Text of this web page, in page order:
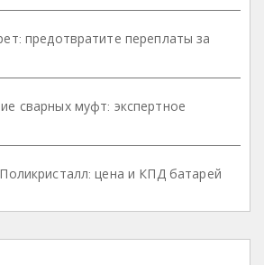
предотвратите переплаты за
сварных муфт: экспертное
цена и КПД батарей